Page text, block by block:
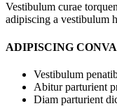
Vestibulum curae
adipiscing a vestibulum
ADIPISCING
Vestibulum
Abitur parturient
Diam parturient